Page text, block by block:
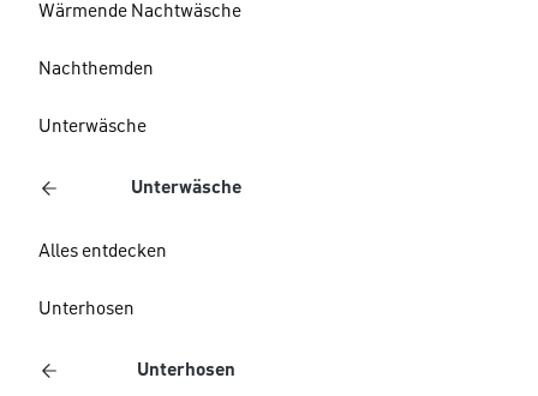
Wärmende Nachtwäsche
Nachthemden
Unterwäsche
Unterwäsche
Alles entdecken
Unterhosen
Unterhosen